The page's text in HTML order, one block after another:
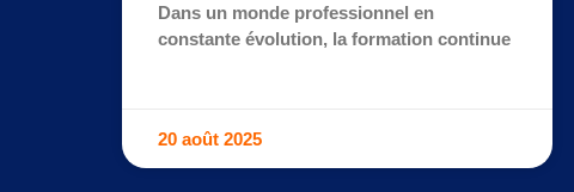
Dans un monde professionnel en
constante évolution, la formation continue
20 août 2025